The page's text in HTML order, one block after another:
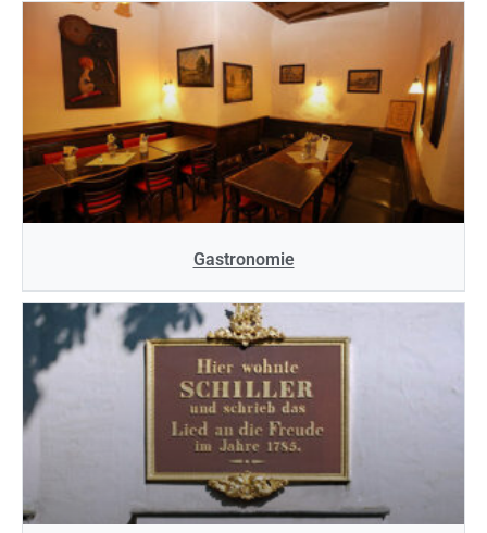
Gastronomie